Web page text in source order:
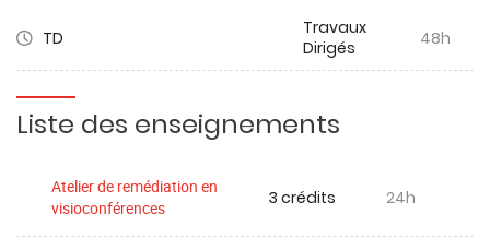
TD
Travaux
Dirigés
48h
Liste des enseignements
Atelier de remédiation en
visioconférences
3 crédits 24h